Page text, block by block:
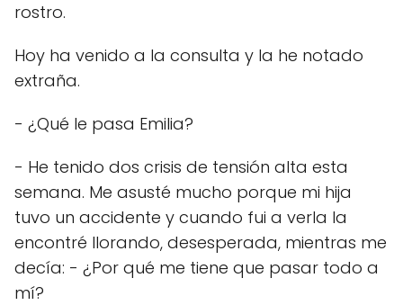
rostro.
Hoy ha venido a la consulta y la he notado
extraña.
- ¿Qué le pasa Emilia?
- He tenido dos crisis de tensión alta esta
semana. Me asusté mucho porque mi hija
tuvo un accidente y cuando fui a verla la
encontré llorando, desesperada, mientras me
decía: - ¿Por qué me tiene que pasar todo a
mí?